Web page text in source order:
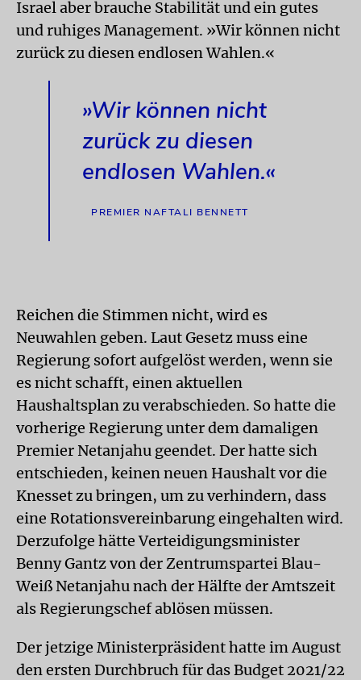
Israel aber brauche Stabilität und ein gutes
und ruhiges Management. »Wir können nicht
zurück zu diesen endlosen Wahlen.«
»Wir können nicht
zurück zu diesen
endlosen Wahlen.«
PREMIER NAFTALI BENNETT
Reichen die Stimmen nicht, wird es
Neuwahlen geben. Laut Gesetz muss eine
Regierung sofort aufgelöst werden, wenn sie
es nicht schafft, einen aktuellen
Haushaltsplan zu verabschieden. So hatte die
vorherige Regierung unter dem damaligen
Premier Netanjahu geendet. Der hatte sich
entschieden, keinen neuen Haushalt vor die
Knesset zu bringen, um zu verhindern, dass
eine Rotationsvereinbarung eingehalten wird.
Derzufolge hätte Verteidigungsminister
Benny Gantz von der Zentrumspartei Blau-
Weiß Netanjahu nach der Hälfte der Amtszeit
als Regierungschef ablösen müssen.
Der jetzige Ministerpräsident hatte im August
den ersten Durchbruch für das Budget 2021/22